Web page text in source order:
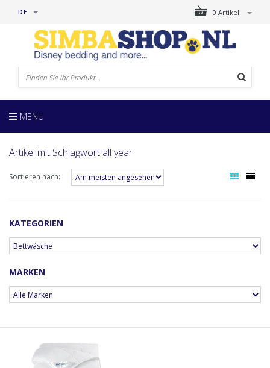
0 Artikel
DE
MENU
Artikel mit Schlagwort all year
Sortieren nach:
KATEGORIEN
MARKEN